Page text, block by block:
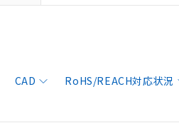
CAD RoHS/REACH対応状況